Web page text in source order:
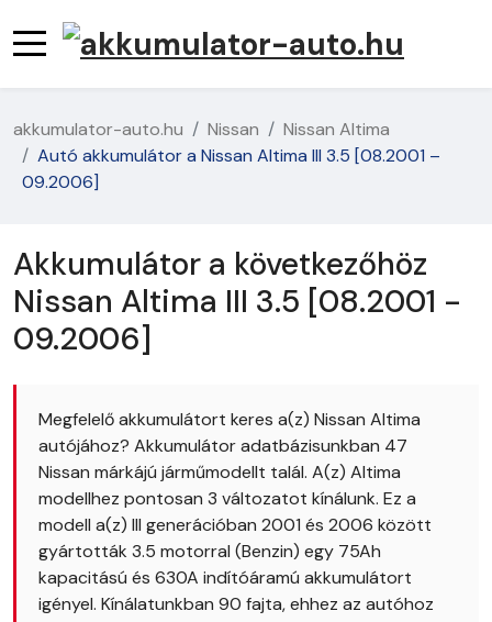
akkumulator-auto.hu Nissan
Nissan Altima
Autó akkumulátor a Nissan Altima III 3.5 [08.2001 –
09.2006]
Akkumulátor a következőhöz
Nissan Altima III 3.5 [08.2001 -
09.2006]
Megfelelő akkumulátort keres a(z) Nissan Altima
autójához? Akkumulátor adatbázisunkban 47
Nissan márkájú járműmodellt talál. A(z) Altima
modellhez pontosan 3 változatot kínálunk. Ez a
modell a(z) III generációban 2001 és 2006 között
gyártották 3.5 motorral (Benzin) egy 75Ah
kapacitású és 630A indítóáramú akkumulátort
igényel. Kínálatunkban 90 fajta, ehhez az autóhoz